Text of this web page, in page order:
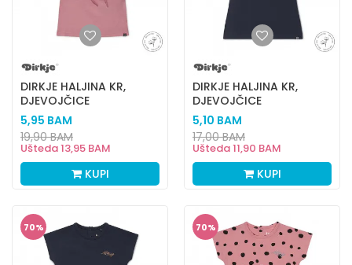
DIRKJE HALJINA KR,
DJEVOJČICE
5,95 BAM
Ušteda13,95 BAM
19,90BAM
KUPI
DIRKJE HALJINA KR,
DJEVOJČICE
5,10 BAM
Ušteda11,90 BAM
17,00BAM
KUPI
70% 70%